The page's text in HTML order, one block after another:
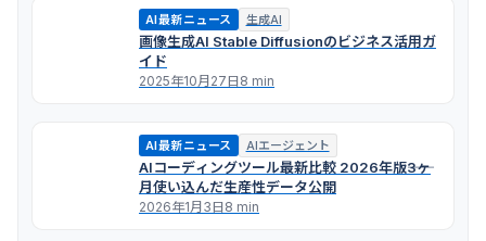
AI最新ニュース 生成AI
画像生成AI Stable Diffusionのビジネス活用ガ
イド
2025年10月27日8 min
AI最新ニュース AIエージェント
AIコーディングツール最新比較 2026年版――3ヶ
月使い込んだ生産性データ公開
2026年1月3日8 min